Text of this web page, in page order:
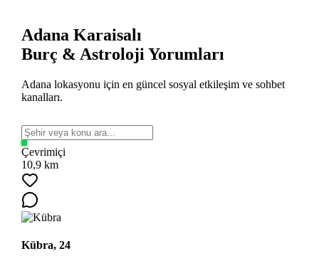
Adana Karaisalı
Burç & Astroloji Yorumları
Adana lokasyonu için en güncel sosyal etkileşim ve sohbet
kanalları.
Çevrimiçi
10,9 km
Kübra, 24